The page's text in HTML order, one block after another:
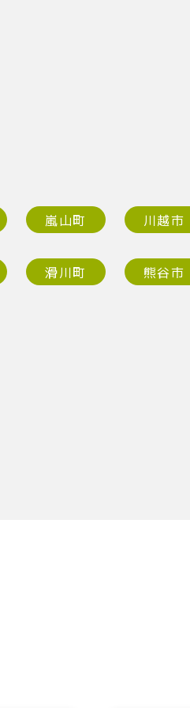
嵐山町 川越市
滑川町 熊谷市